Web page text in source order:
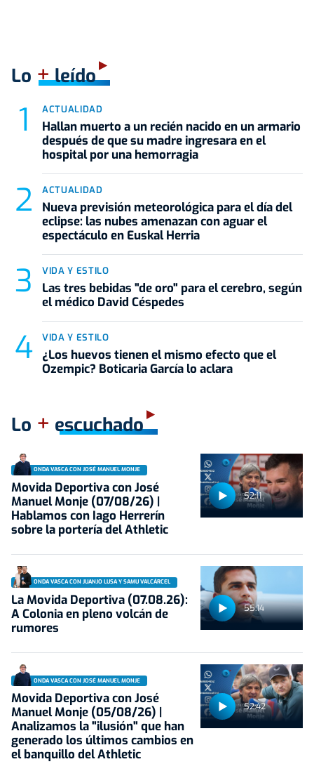
Lo +leído
ACTUALIDAD
Hallan muerto a un recién nacido en un armario
después de que su madre ingresara en el
hospital por una hemorragia
ACTUALIDAD
Nueva previsión meteorológica para el día del
eclipse: las nubes amenazan con aguar el
espectáculo en Euskal Herria
VIDA Y ESTILO
Las tres bebidas "de oro" para el cerebro, según
el médico David Céspedes
VIDA Y ESTILO
¿Los huevos tienen el mismo efecto que el
Ozempic? Boticaria García lo aclara
Lo + escuchado
52:11
ONDA VASCA CON JOSÉ MANUEL MONJE
Movida Deportiva con José
Manuel Monje (07/08/26) |
Hablamos con Iago Herrerín
sobre la portería del Athletic
55:14
ONDA VASCA CON JUANJO LUSA Y SAMU VALCÁRCEL
La Movida Deportiva (07.08.26):
A Colonia en pleno volcán de
rumores
52:42
ONDA VASCA CON JOSÉ MANUEL MONJE
Movida Deportiva con José
Manuel Monje (05/08/26) |
Analizamos la "ilusión" que han
generado los últimos cambios en
el banquillo del Athletic